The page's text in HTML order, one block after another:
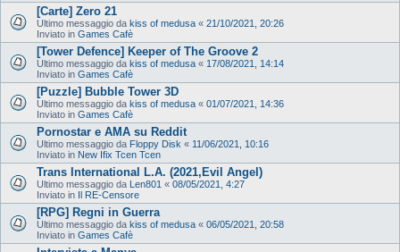
[Carte] Zero 21
Ultimo messaggio da kiss of medusa « 21/10/2021, 20:26
Inviato in Games Cafè
[Tower Defence] Keeper of The Groove 2
Ultimo messaggio da kiss of medusa « 17/08/2021, 14:14
Inviato in Games Cafè
[Puzzle] Bubble Tower 3D
Ultimo messaggio da kiss of medusa « 01/07/2021, 14:36
Inviato in Games Cafè
Pornostar e AMA su Reddit
Ultimo messaggio da Floppy Disk « 11/06/2021, 10:16
Inviato in New Ifix Tcen Tcen
Trans International L.A. (2021,Evil Angel)
Ultimo messaggio da Len801 « 08/05/2021, 4:27
Inviato in Il RE-Censore
[RPG] Regni in Guerra
Ultimo messaggio da kiss of medusa « 06/05/2021, 20:58
Inviato in Games Cafè